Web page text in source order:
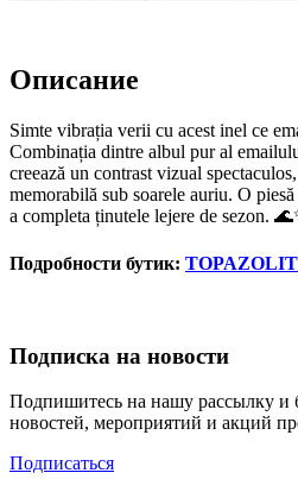
Описание
Simte vibrația verii cu acest inel ce
Combinația dintre albul pur al
creează un contrast vizual
memorabilă sub soarele auriu. O
a completa ținutele lejere de sezon.
Подробности бутик: TOPAZOLIT
Подписка на новости
Подпишитесь на нашу рассылку и
новостей, мероприятий и акций
Подписаться